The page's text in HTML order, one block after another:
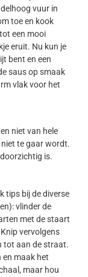
vuur in
toe en kook
een mooi
eruit. Nu kun je
bent en een
saus op smaak
vlak voor het
niet van hele
niet te gaar wordt.
is.
tips bij de diverse
vlinder de
met de staart
vervolgens
tot aan de straat.
maak het
maar hou